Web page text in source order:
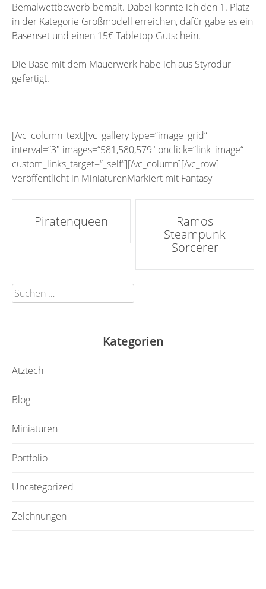
Bemalwettbewerb bemalt. Dabei konnte ich den 1. Platz
in der Kategorie Großmodell erreichen, dafür gabe es ein
Basenset und einen 15€ Tabletop Gutschein.
Die Base mit dem Mauerwerk habe ich aus Styrodur
gefertigt.
[/vc_column_text][vc_gallery type=“image_grid“
interval=“3″ images=“581,580,579″ onclick=“link_image“
custom_links_target=“_self“][/vc_column][/vc_row]
Veröffentlicht in MiniaturenMarkiert mit Fantasy
Artikel-
Navigation
Piratenqueen
Ramos
Steampunk
Sorcerer
Suchen
nach:
Kategorien
Ätztech
Blog
Miniaturen
Portfolio
Uncategorized
Zeichnungen